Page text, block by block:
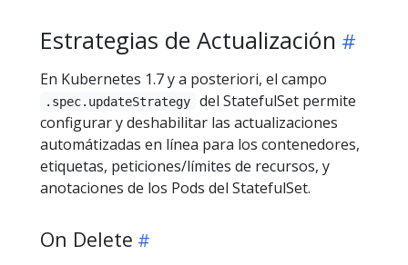
Estrategias de Actualización
En Kubernetes 1.7 y a posteriori, el campo
.spec.updateStrategy
del StatefulSet permite
configurar y deshabilitar las actualizaciones
automátizadas en línea para los contenedores,
etiquetas, peticiones/límites de recursos, y
anotaciones de los Pods del StatefulSet.
On Delete